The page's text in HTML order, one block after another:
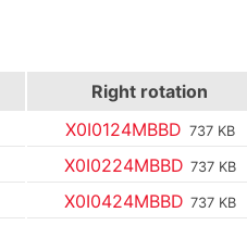
Right rotation
X0I0124MBBD 737 KB
X0I0224MBBD 737 KB
X0I0424MBBD 737 KB